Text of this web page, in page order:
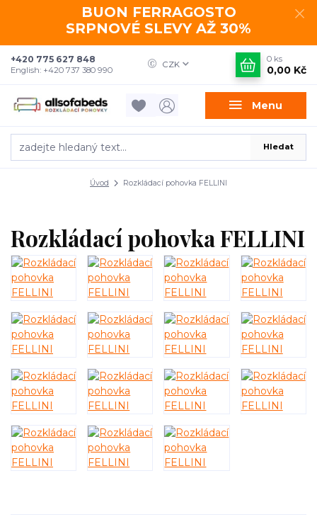
BUON FERRAGOSTO
SRPNOVÉ SLEVY AŽ 30%
Menu
CZK
Hledat
+420 775 627 848
English: +420 737 380 990
0 ks
0,00 Kč
Úvod Rozkládací pohovka FELLINI
Rozkládací pohovka FELLINI